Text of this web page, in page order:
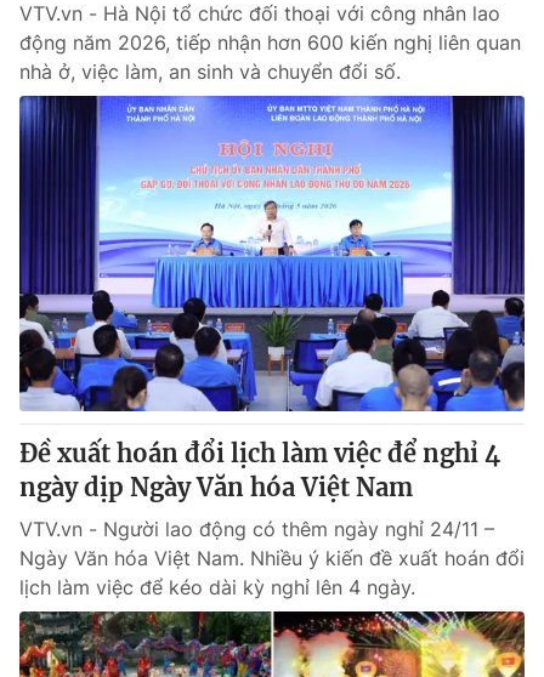
VTV.vn - Hà Nội tổ chức đối thoại với công nhân lao
động năm 2026, tiếp nhận hơn 600 kiến nghị liên quan
nhà ở, việc làm, an sinh và chuyển đổi số.
Đề xuất hoán đổi lịch làm việc để nghỉ 4
ngày dịp Ngày Văn hóa Việt Nam
VTV.vn - Người lao động có thêm ngày nghỉ 24/11 –
Ngày Văn hóa Việt Nam. Nhiều ý kiến đề xuất hoán đổi
lịch làm việc để kéo dài kỳ nghỉ lên 4 ngày.